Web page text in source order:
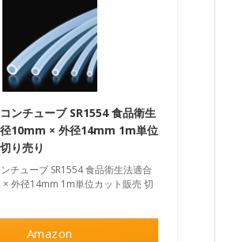
ンチューブ SR1554 食品衛生
10mm × 外径14mm 1m単位
り売り
チューブ SR1554 食品衛生法適合
外径14mm 1m単位カット販売 切
Amazon